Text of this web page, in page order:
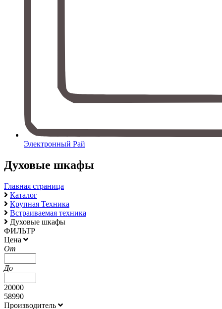
Электронный Рай
Духовые шкафы
Главная страница
Каталог
Крупная Техника
Встраиваемая техника
Духовые шкафы
ФИЛЬТР
Цена
От
До
20000
58990
Производитель